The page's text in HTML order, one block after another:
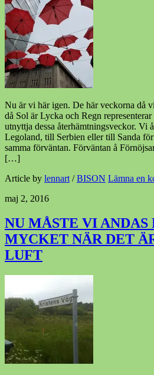
Nu är vi här igen. De här veckorna då
då Sol är Lycka och Regn
utnyttja dessa återhämtningsveckor. Vi
Legoland, till Serbien eller till Sanda
samma förväntan. Förväntan å
[…]
Article by lennart /BISON Lämna en
maj 2, 2016
NU MÅSTE VI
MYCKET NÄR DET
LUFT